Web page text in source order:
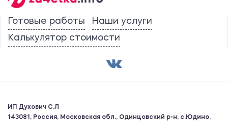
Готовые работы
Наши услуги
Калькулятор стоимости
ИП Духович С.Л
143081, Россия, Московская обл., Одинцовский р-н, с.Юдино,